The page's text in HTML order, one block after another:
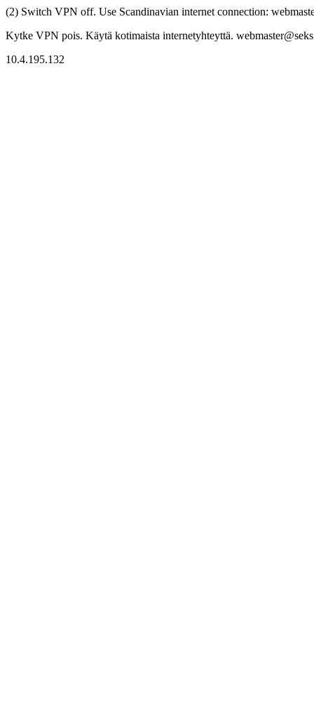
(2) Switch VPN off. Use Scandinavian internet connection:
Kytke VPN pois. Käytä kotimaista internetyhteyttä.
10.4.195.132